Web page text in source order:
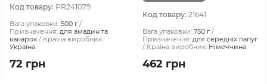
Код товару: PR241079
Вага упаковки: 500 г
Призначення: для амадин та
канарок
Країна виробник:
Україна
72 грн
Код товару: 21641
Вага упаковки: 750 г
Призначення: для середніх папуг
Країна виробник: Німеччина
462 грн